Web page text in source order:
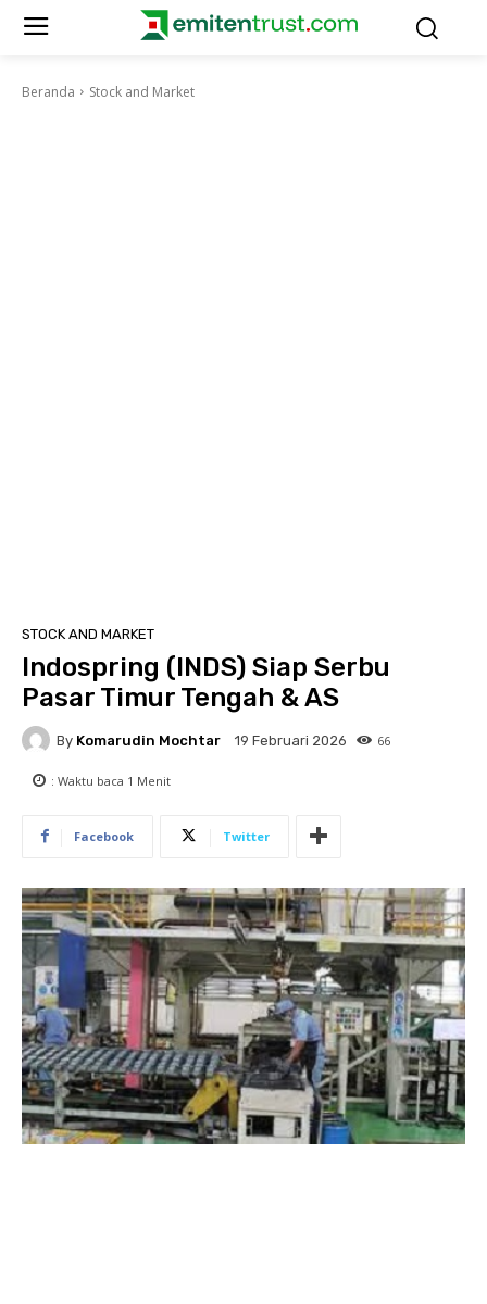
Beranda Stock and Market
STOCK AND MARKET
Indospring (INDS) Siap Serbu
Pasar Timur Tengah & AS
By Komarudin Mochtar 19 Februari 2026 66
: Waktu baca 1 Menit
Facebook Twitter